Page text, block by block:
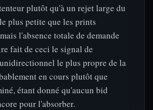
plutôt qu'à un rejet large du
plus petite que les prints
l'absence totale de demande
fait de ceci le signal de
le plus propre de la
en cours plutôt que
étant donné qu'aucun bid
pour l'absorber.